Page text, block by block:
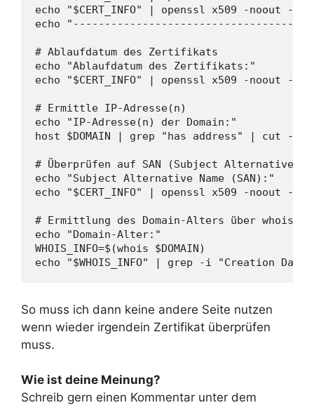
echo "$CERT_INFO" | openssl x509 -noout -
echo
# Ablaufdatum des Zertifikats
echo "Ablaufdatum des Zertifikats:"
echo "$CERT_INFO" | openssl x509 -noout -
# Ermittle IP-Adresse(n)
echo "IP-Adresse(n) der Domain:"
host $DOMAIN | grep "has address" | cut -
# Überprüfen auf SAN (Subject Alternative
echo "Subject Alternative Name (SAN):"
echo "$CERT_INFO" | openssl x509 -
# Ermittlung des Domain-Alters über whois
echo "Domain-Alter:"
WHOIS_INFO=$(whois $DOMAIN)
echo "$WHOIS_INFO" | grep -i "Creation
So muss ich dann keine andere Seite nutzen
wenn wieder irgendein Zertifikat überprüfen
muss.
Wie ist deine Meinung?
Schreib gern einen Kommentar unter dem